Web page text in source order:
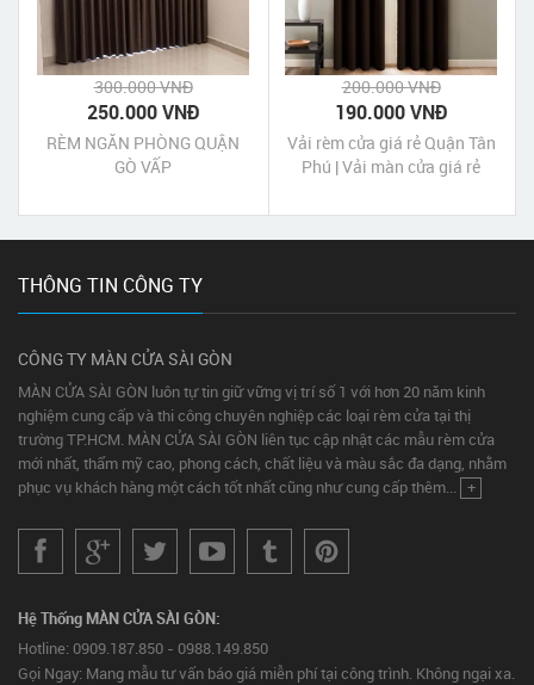
300.000 VNĐ
250.000 VNĐ
RÈM NGĂN PHÒNG QUẬN
GÒ VẤP
200.000 VNĐ
190.000 VNĐ
Vải rèm cửa giá rẻ Quận Tân
Phú | Vải màn cửa giá rẻ
THÔNG TIN CÔNG TY
CÔNG TY MÀN CỬA SÀI GÒN
MÀN CỬA SÀI GÒN luôn tự tin giữ vững vị trí số 1 với hơn 20 năm kinh
nghiệm cung cấp và thi công chuyên nghiệp các loại rèm cửa tại thị
trường TP.HCM. MÀN CỬA SÀI GÒN liên tục cập nhật các mẫu rèm cửa
mới nhất, thẩm mỹ cao, phong cách, chất liệu và màu sắc đa dạng, nhằm
phục vụ khách hàng một cách tốt nhất cũng như cung cấp thêm...
+
Hệ Thống MÀN CỬA SÀI GÒN:
Hotline: 0909.187.850 - 0988.149.850
Gọi Ngay: Mang mẫu tư vấn báo giá miễn phí tại công trình. Không ngại xa.